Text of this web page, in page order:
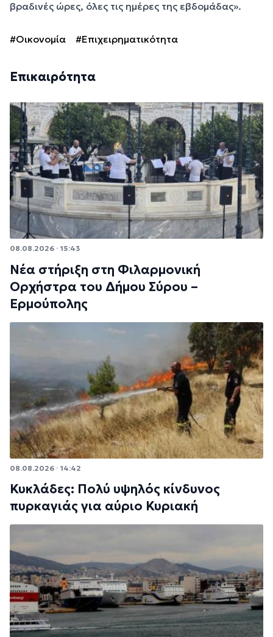
βραδινές ώρες, όλες τις ημέρες της εβδομάδας».
#Οικονομία #Επιχειρηματικότητα
Επικαιρότητα
08.08.2026 · 15:43
Νέα στήριξη στη Φιλαρμονική
Ορχήστρα του Δήμου Σύρου –
Ερμούπολης
08.08.2026 · 14:42
Κυκλάδες: Πολύ υψηλός κίνδυνος
πυρκαγιάς για αύριο Κυριακή